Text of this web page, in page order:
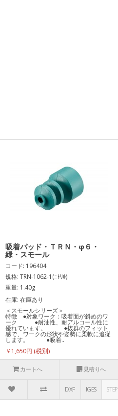
吸着パッド・ＴＲＮ・φ６・
緑・スモール
コード: 196404
規格: TRN-1062-1(ﾆﾄﾘﾙ)
重量: 1.40g
在庫: 在庫あり
＜スモールシリーズ＞
特徴 ●対象ワーク：吸着面が斜めのワ
ーク ●耐油性、耐アルコール性に
優れています。 ●抜群のフィット
感で、ワークの形状や姿勢に柔軟に追従
します。 ●吸着..
￥1,650円
カートへ 見積りへ
DXF IGES STEP